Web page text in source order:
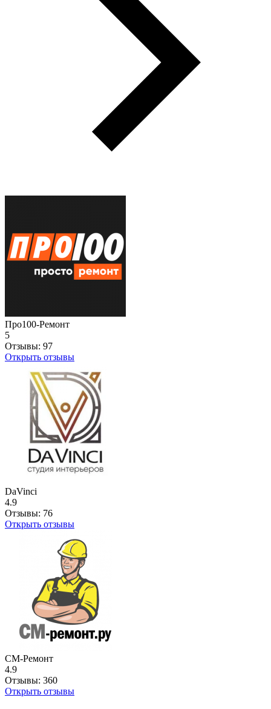
Про100-Ремонт
5
Отзывы: 97
Открыть отзывы
DaVinci
4.9
Отзывы: 76
Открыть отзывы
СМ-Ремонт
4.9
Отзывы: 360
Открыть отзывы